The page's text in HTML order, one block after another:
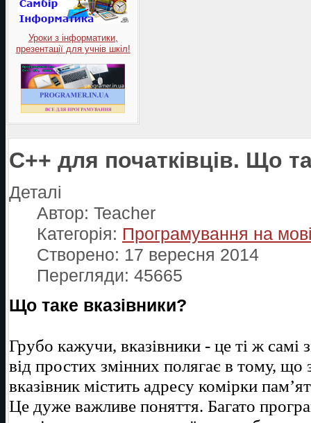
Уроки з інформатики,
презентації для учнів шкіл!
C++ для початківців. Що
Деталі
Автор: Teacher
Категорія: Програмування на
Створено: 17 вересня 2014
Перегляди: 45665
Що таке вказівники?
Грубо кажучи, вказівники - це ті ж самі
від простих змінних полягає в тому, що
вказівник містить адресу комірки
Це дуже важливе поняття. Багато